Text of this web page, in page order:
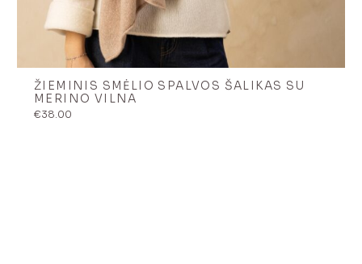
ŽIEMINIS SMĖLIO SPALVOS ŠALIKAS SU
MERINO VILNA
€38.00